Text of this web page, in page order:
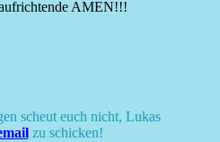
AMEN!!!
scheut euch nicht, Lukas
zu schicken!